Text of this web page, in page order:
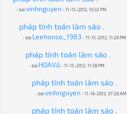
- bởivinhnguyen - 11-15-2012, 10:32 PM
pháp tính toán làm sáo .
- bởi Leehonso_1983 - 11-15-2012, 11:29 PM
pháp tính toán làm sáo .
- bởi HOAVũ - 11-15-2012, 11:38 PM
pháp tính toán làm sáo .
- bởivinhnguyen - 11-16-2012, 07:28 AM
pháp tính toán làm sáo .